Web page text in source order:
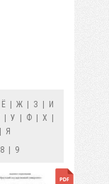
Ё Ж З
И
У Ф Х
Я
8 9